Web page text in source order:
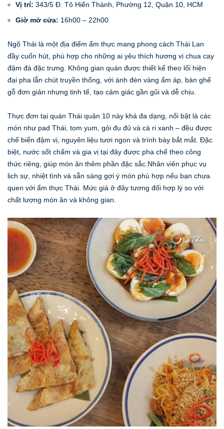
Vị trí: 343/5 Đ. Tô Hiến Thành, Phường 12, Quận 10, HCM
Giờ mở cửa: 16h00 – 22h00
Ngõ Thái là một địa điểm ẩm thực mang phong cách Thái Lan
đầy cuốn hút, phù hợp cho những ai yêu thích hương vị chua cay
đậm đà đặc trưng. Không gian quán được thiết kế theo lối hiện
đại pha lẫn chút truyền thống, với ánh đèn vàng ấm áp, bàn ghế
gỗ đơn giản nhưng tinh tế, tạo cảm giác gần gũi và dễ chịu.
Thực đơn tại quán Thái quận 10 này khá đa dạng, nổi bật là các
món như pad Thái, tom yum, gỏi đu đủ và cà ri xanh – đều được
chế biến đậm vị, nguyên liệu tươi ngon và trình bày bắt mắt. Đặc
biệt, nước sốt chấm và gia vị tại đây được pha chế theo công
thức riêng, giúp món ăn thêm phần đặc sắc.Nhân viên phục vụ
lịch sự, nhiệt tình và sẵn sàng gợi ý món phù hợp nếu bạn chưa
quen với ẩm thực Thái. Mức giá ở đây tương đối hợp lý so với
chất lượng món ăn và không gian.